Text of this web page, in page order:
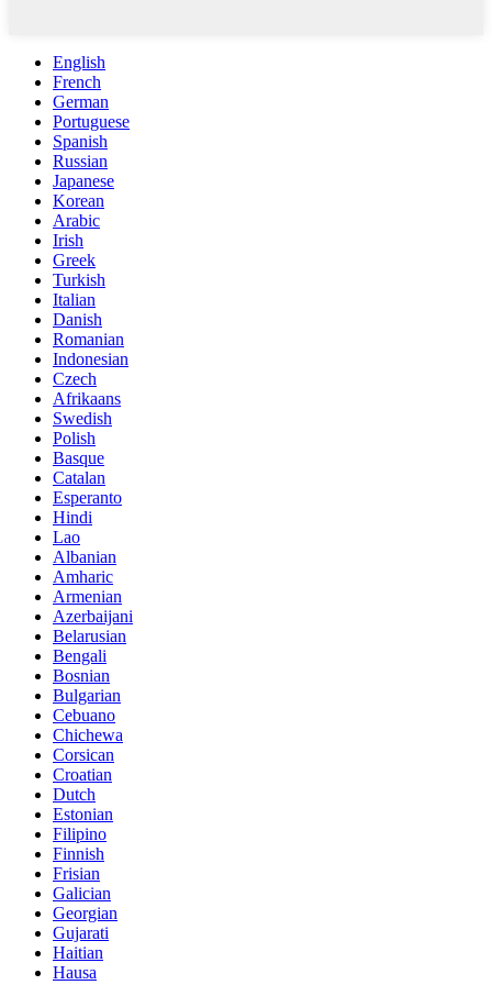
English
French
German
Portuguese
Spanish
Russian
Japanese
Korean
Arabic
Irish
Greek
Turkish
Italian
Danish
Romanian
Indonesian
Czech
Afrikaans
Swedish
Polish
Basque
Catalan
Esperanto
Hindi
Lao
Albanian
Amharic
Armenian
Azerbaijani
Belarusian
Bengali
Bosnian
Bulgarian
Cebuano
Chichewa
Corsican
Croatian
Dutch
Estonian
Filipino
Finnish
Frisian
Galician
Georgian
Gujarati
Haitian
Hausa